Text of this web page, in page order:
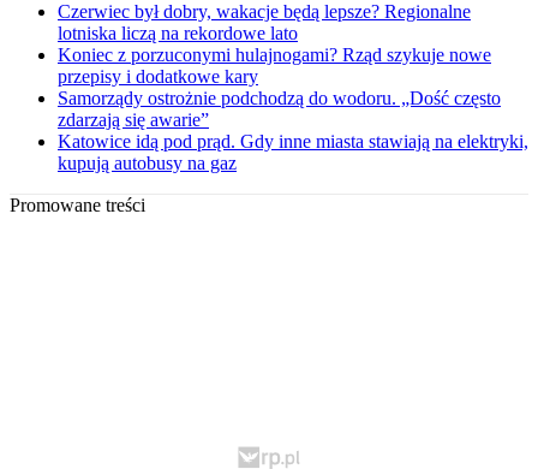
Czerwiec był dobry, wakacje będą lepsze? Regionalne
lotniska liczą na rekordowe lato
Koniec z porzuconymi hulajnogami? Rząd szykuje nowe
przepisy i dodatkowe kary
Samorządy ostrożnie podchodzą do wodoru. „Dość często
zdarzają się awarie”
Katowice idą pod prąd. Gdy inne miasta stawiają na elektryki,
kupują autobusy na gaz
Promowane treści